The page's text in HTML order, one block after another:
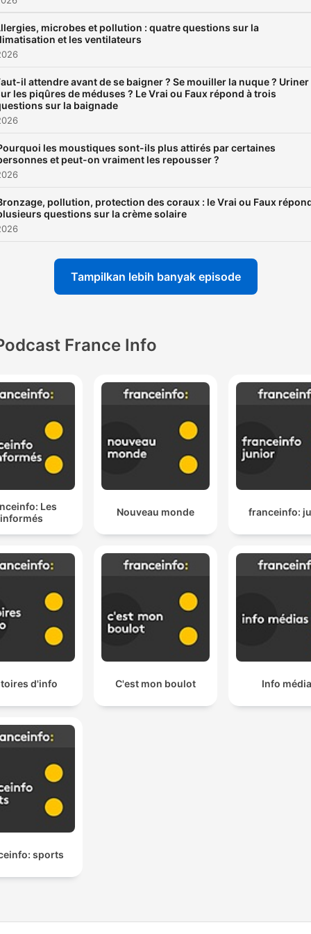
microbes et pollution : quatre questions sur la
et les ventilateurs
il attendre avant de se baigner ? Se mouiller la nuque ? Uriner
les piqûres de méduses ? Le Vrai ou Faux répond à trois
sur la baignade
les moustiques sont-ils plus attirés par certaines
et peut-on vraiment les repousser ?
pollution, protection des coraux : le Vrai ou Faux
questions sur la crème solaire
Tampilkan lebih banyak episode
France Info
Les
informés
Nouveau monde franceinfo:
d'info C'est mon boulot Info
sports